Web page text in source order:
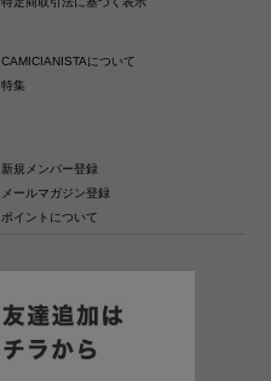
CAMICIANISTAについて
特集
新規メンバー登録
メールマガジン登録
ポイントについて